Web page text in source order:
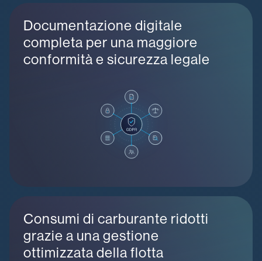
Documentazione digitale
completa per una maggiore
conformità e sicurezza legale
Consumi di carburante ridotti
grazie a una gestione
ottimizzata della flotta